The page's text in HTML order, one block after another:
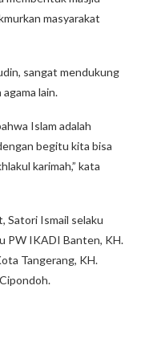
masyarakat
sangat mendukung
lain.
Islam adalah
begitu kita bisa
karimah,” kata
Satori Ismail selaku
PW IKADI Banten, KH.
Tangerang, KH.